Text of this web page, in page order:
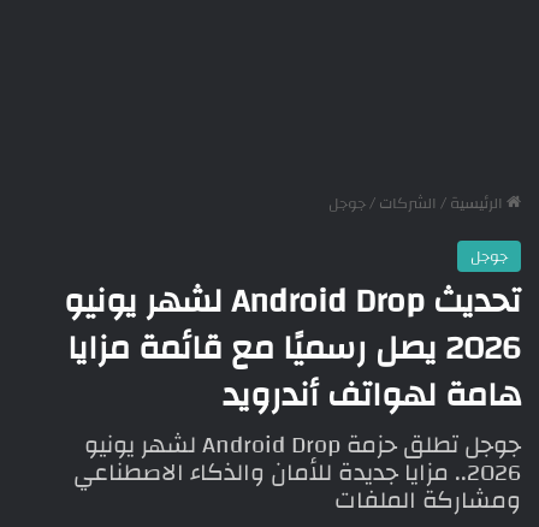
الرئيسية/ الشركات/جوجل
جوجل
تحديث Android Drop لشهر يونيو
2026 يصل رسميًا مع قائمة مزايا
هامة لهواتف أندرويد
جوجل تطلق حزمة Android Drop لشهر يونيو
2026.. مزايا جديدة للأمان والذكاء الاصطناعي
ومشاركة الملفات